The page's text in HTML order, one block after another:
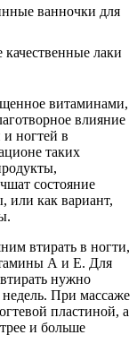
ванночки для
лаки
витаминами,
влияние
ногтей в
таких
состояние
или как вариант,
втирать в ногти,
А и Е. Для
нужно
При массаже
пластиной, а
и больше